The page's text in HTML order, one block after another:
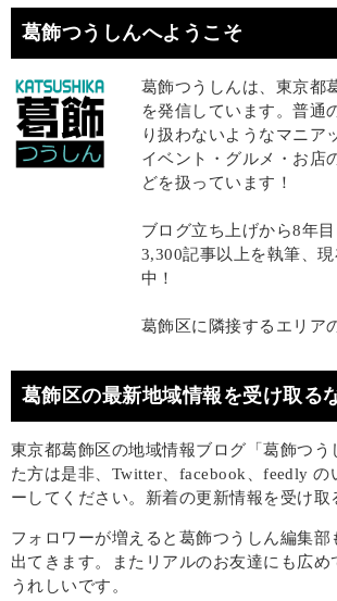
葛飾つうしんへようこそ
葛飾つうしんは、東京都
を発信しています。普通
り扱わないようなマニア
イベント・グルメ・お店
どを扱っています！
ブログ立ち上げから8年
3,300記事以上を執筆、
中！
葛飾区に隣接するエリア
葛飾区の最新地域情報を受け取る
東京都葛飾区の地域情報ブログ「葛飾つう
た方は是非、Twitter、facebook、feedly の
ーしてください。新着の更新情報を受け取
フォロワーが増えると葛飾つうしん編集部
出てきます。またリアルのお友達にも広め
うれしいです。